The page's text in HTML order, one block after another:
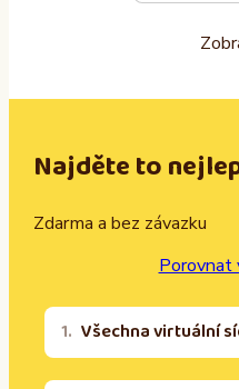
Najděte to
Zdarma a bez závazku
Porovnat
Všechna virtuální